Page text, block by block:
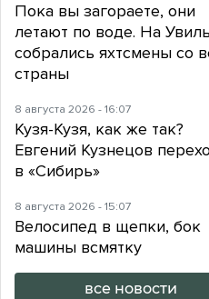
Пока вы загораете, они
летают по воде. На
собрались яхтсмены со
страны
8 августа 2026 - 16:07
Кузя-Кузя, как же так?
Евгений Кузнецов
в «Сибирь»
8 августа 2026 - 15:07
Велосипед в щепки, бок
машины всмятку
все новости